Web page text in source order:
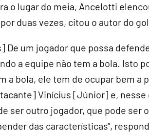
o lugar do meia, Ancelotti
duas vezes, citou o autor do
De um jogador que possa
a equipe não tem a bola. Isto
a bola, ele tem de ocupar bem a
Vinícius [Júnior] e, nesse
ser outro jogador, que pode ser
das características",